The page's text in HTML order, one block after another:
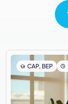
CAP, BEP